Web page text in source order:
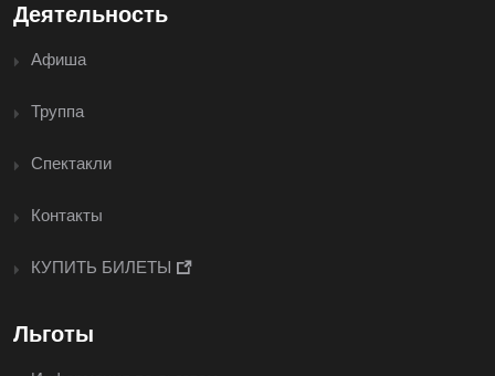
Деятельность
Афиша
Труппа
Спектакли
Контакты
КУПИТЬ БИЛЕТЫ
Льготы